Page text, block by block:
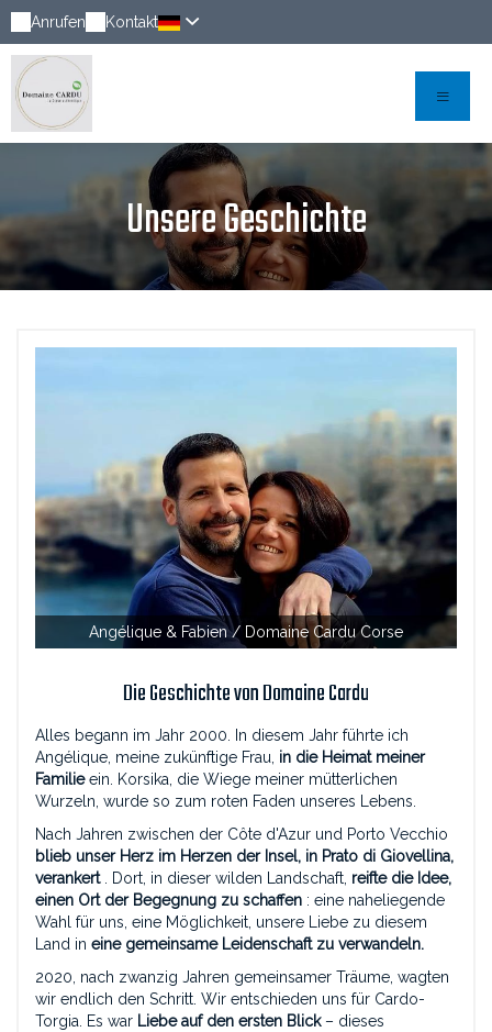
Anrufen Kontakt
Unsere Geschichte
Angélique & Fabien / Domaine Cardu Corse
Die Geschichte von Domaine Cardu
Alles begann im Jahr 2000. In diesem Jahr führte ich
Angélique, meine zukünftige Frau, in die Heimat meiner
Familieein. Korsika, die Wiege meiner mütterlichen
Wurzeln, wurde so zum roten Faden unseres Lebens.
Nach Jahren zwischen der Côte d'Azur und Porto Vecchio
blieb unser Herz im Herzen der Insel, in Prato di Giovellina,
verankert. Dort, in dieser wilden Landschaft, reifte die Idee,
einen Ort der Begegnung zu schaffen : eine naheliegende
Wahl für uns, eine Möglichkeit, unsere Liebe zu diesem
Land in eine gemeinsame Leidenschaft zu verwandeln.
2020, nach zwanzig Jahren gemeinsamer Träume, wagten
wir endlich den Schritt. Wir entschieden uns für Cardo-
Torgia. Es war Liebe auf den ersten Blick– dieses